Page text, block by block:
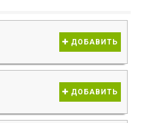
ДОБАВИТЬ
ДОБАВИТЬ